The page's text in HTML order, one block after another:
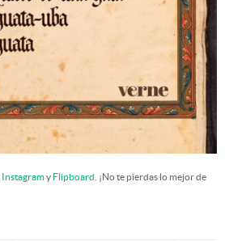
Instagramy Flipboard . ¡No te pierdas lo mejor de